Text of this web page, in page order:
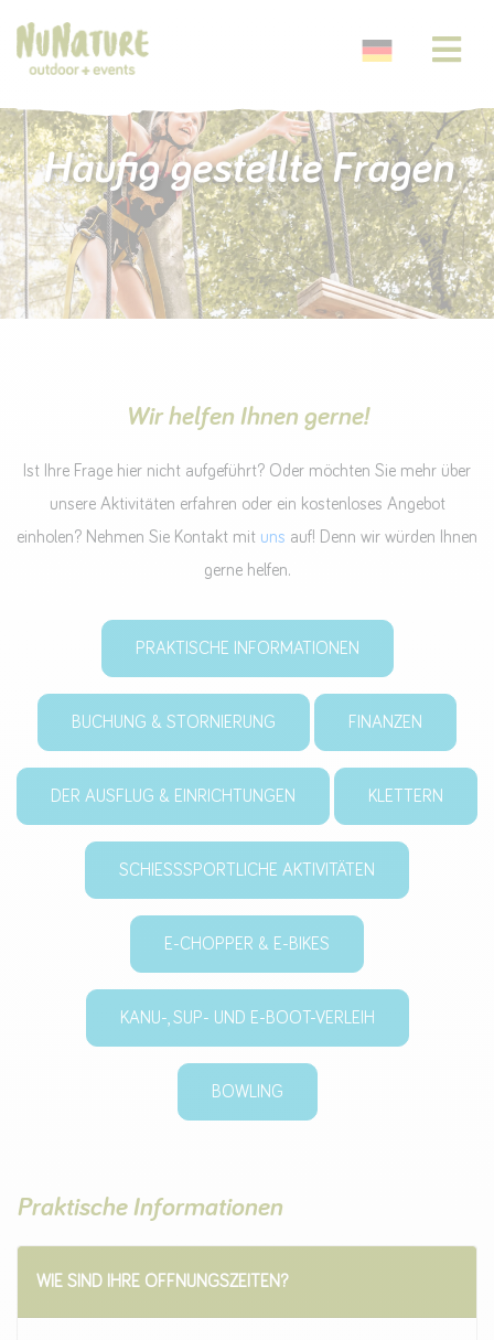
Häufig gestellte Fragen
Wir helfen Ihnen gerne!
Ist Ihre Frage hier nicht aufgeführt? Oder möchten Sie mehr über
unsere Aktivitäten erfahren oder ein kostenloses Angebot
einholen? Nehmen Sie Kontakt mit uns auf! Denn wir würden Ihnen
gerne helfen.
PRAKTISCHE INFORMATIONEN
BUCHUNG & STORNIERUNG FINANZEN
DER AUSFLUG & EINRICHTUNGEN KLETTERN
SCHIESSSPORTLICHE AKTIVITÄTEN
E-CHOPPER & E-BIKES
KANU-, SUP- UND E-BOOT-VERLEIH
BOWLING
Praktische Informationen
WIE SIND IHRE ÖFFNUNGSZEITEN?